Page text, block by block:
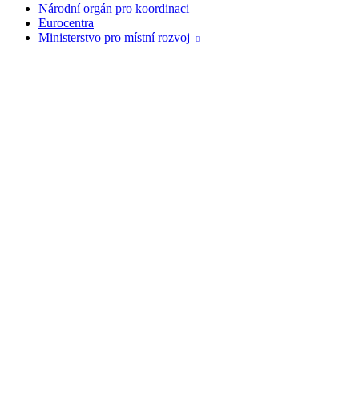
Národní orgán pro koordinaci
Eurocentra
Ministerstvo pro místní rozvoj
